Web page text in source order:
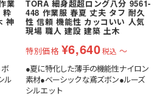
業
粋
神
ル
TORA 細身超超ロング八分 9561-
448 作業服 春夏 丈夫 タフ 耐久
性 信頼 機能性 カッコいい 人気
現場 職人 建設 建築 土木
特別価格 ¥6,640税込 〜
●夏に特化した薄手の機能性ナイロン
素材●ベーシックな鳶ズボン●ルーズ
シルエット